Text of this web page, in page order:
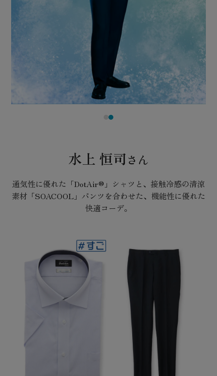
水上 恒司さん
通気性に優れた「DotAir®」シャツと、接触冷感の清涼
素材「SOACOOL」パンツを合わせた、機能性に優れた
快適コーデ。